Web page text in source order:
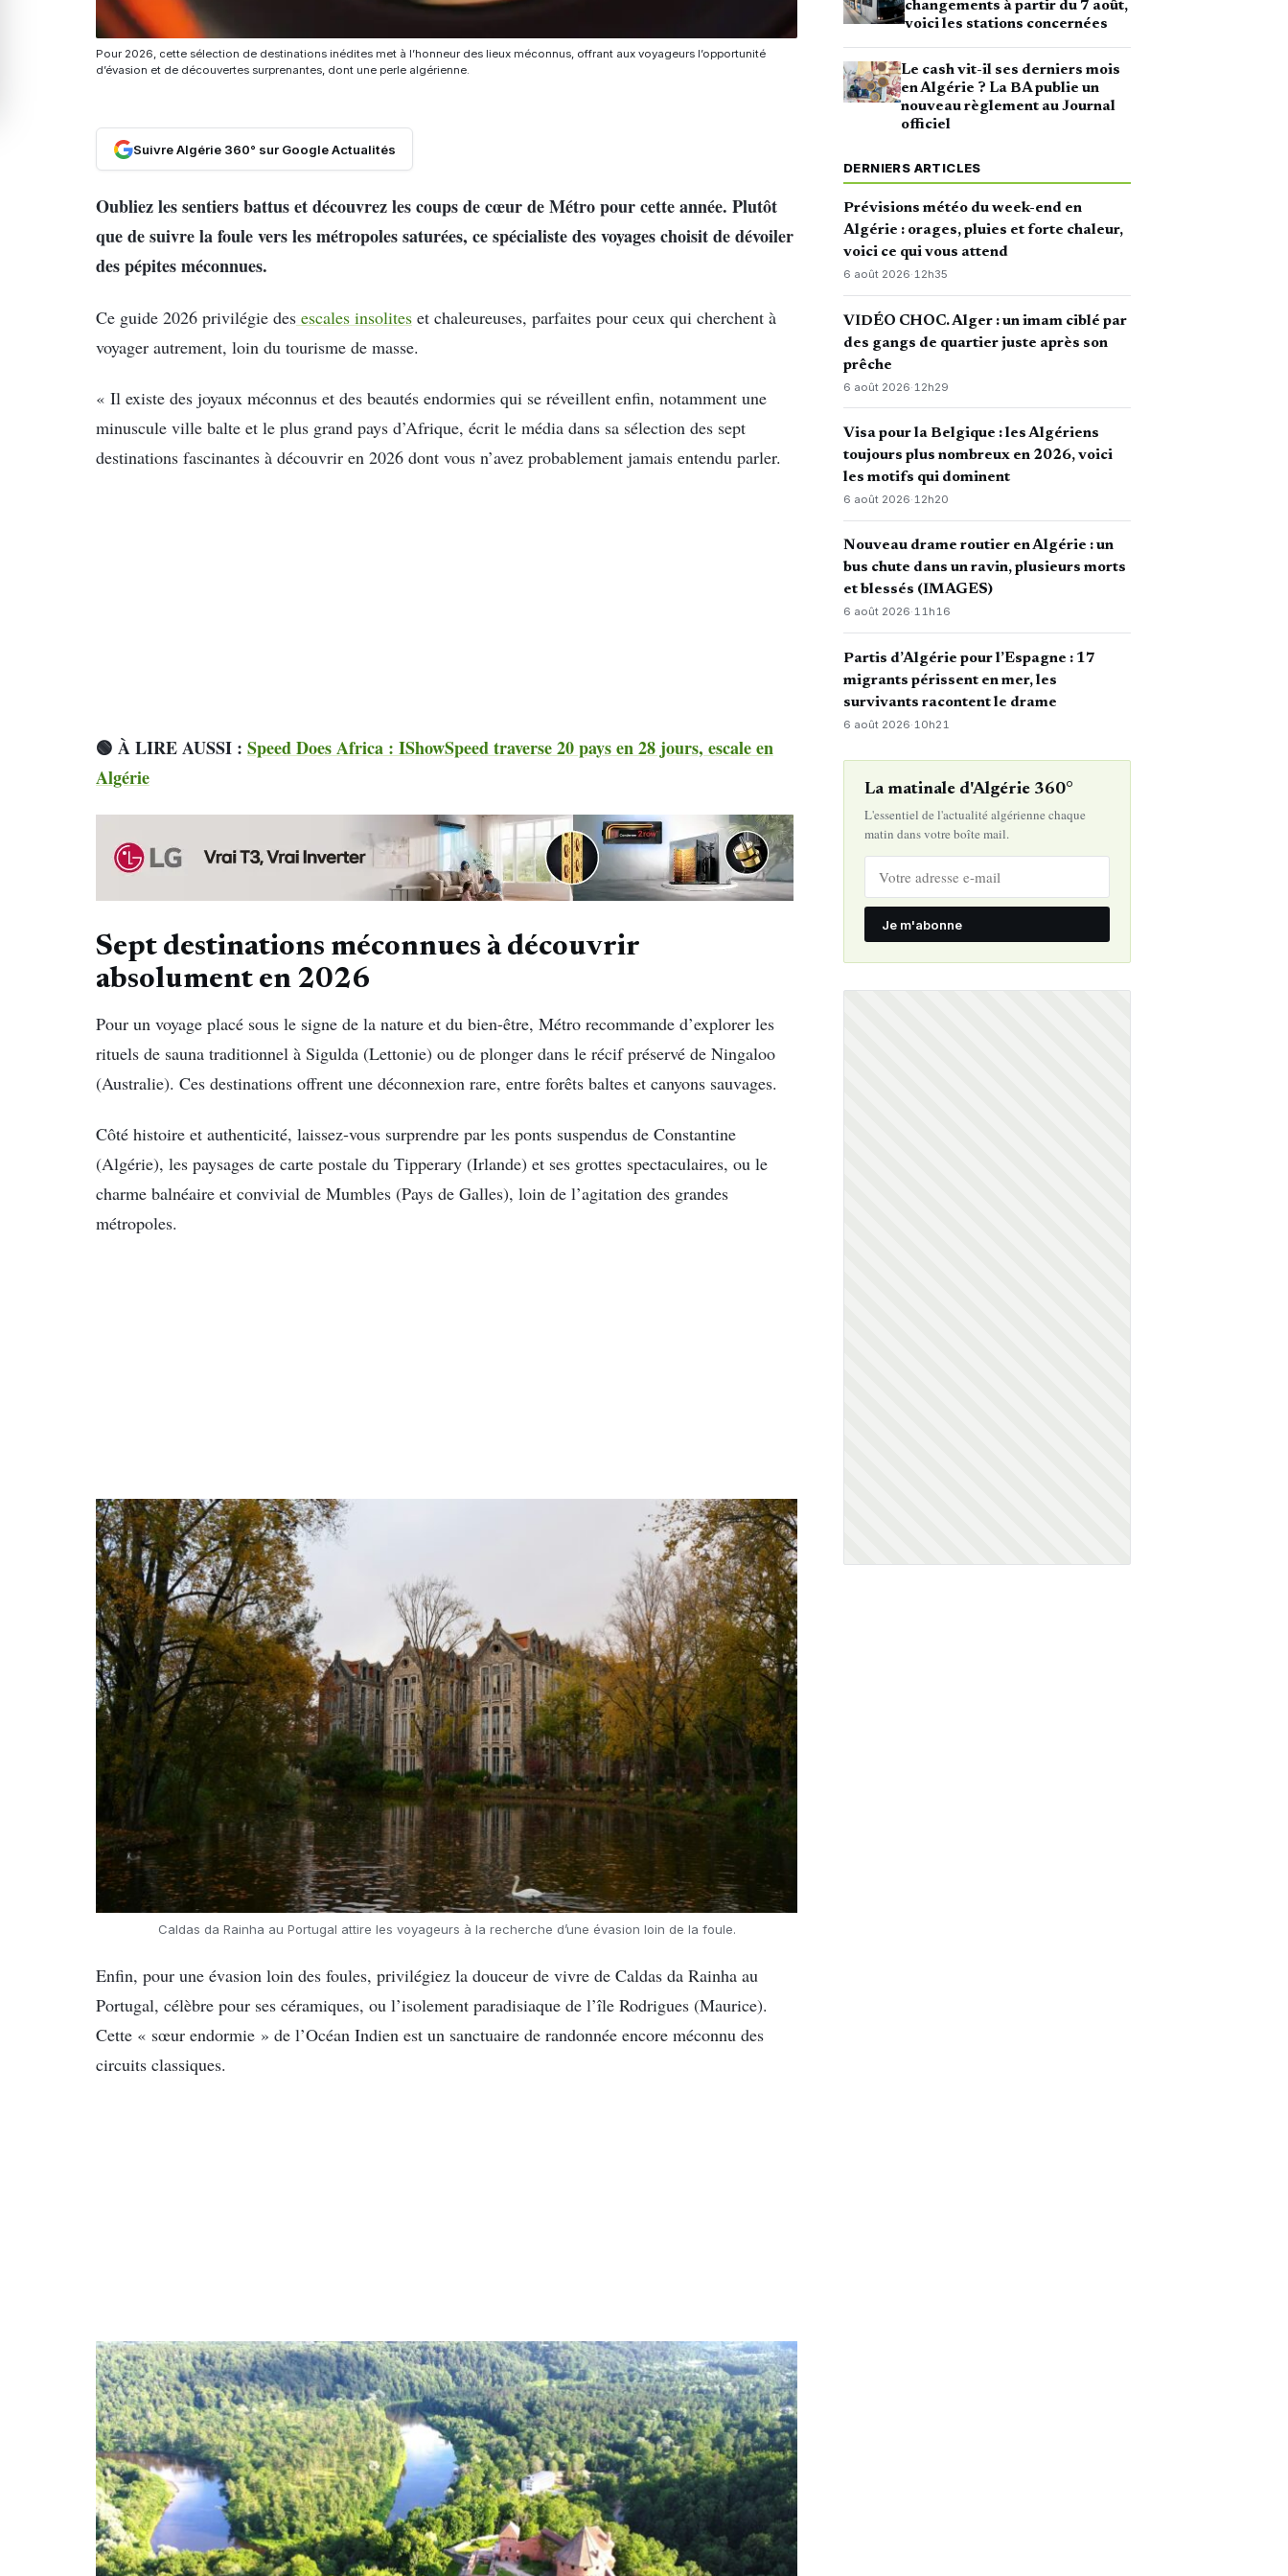
Pour 2026, cette sélection de destinations inédites met à l’honneur des lieux méconnus, offrant aux voyageurs l’opportunité
d’évasion et de découvertes surprenantes, dont une perle algérienne.
Suivre Algérie 360° sur Google Actualités
Oubliez les sentiers battus et découvrez les coups de cœur de Métro pour cette année. Plutôt
que de suivre la foule vers les métropoles saturées, ce spécialiste des voyages choisit de dévoiler
des pépites méconnues.
Ce guide 2026 privilégie des escales insolites et chaleureuses, parfaites pour ceux qui cherchent à
voyager autrement, loin du tourisme de masse.
« Il existe des joyaux méconnus et des beautés endormies qui se réveillent enfin, notamment une
minuscule ville balte et le plus grand pays d’Afrique, écrit le média dans sa sélection des sept
destinations fascinantes à découvrir en 2026 dont vous n’avez probablement jamais entendu parler.
🟢 À LIRE AUSSI : Speed Does Africa : IShowSpeed traverse 20 pays en 28 jours, escale en
Algérie
Sept destinations méconnues à découvrir
absolument en 2026
Pour un voyage placé sous le signe de la nature et du bien-être, Métro recommande d’explorer les
rituels de sauna traditionnel à Sigulda (Lettonie) ou de plonger dans le récif préservé de Ningaloo
(Australie). Ces destinations offrent une déconnexion rare, entre forêts baltes et canyons sauvages.
Côté histoire et authenticité, laissez-vous surprendre par les ponts suspendus de Constantine
(Algérie), les paysages de carte postale du Tipperary (Irlande) et ses grottes spectaculaires, ou le
charme balnéaire et convivial de Mumbles (Pays de Galles), loin de l’agitation des grandes
métropoles.
Caldas da Rainha au Portugal attire les voyageurs à la recherche d’une évasion loin de la foule.
Enfin, pour une évasion loin des foules, privilégiez la douceur de vivre de Caldas da Rainha au
Portugal, célèbre pour ses céramiques, ou l’isolement paradisiaque de l’île Rodrigues (Maurice).
Cette « sœur endormie » de l’Océan Indien est un sanctuaire de randonnée encore méconnu des
circuits classiques.
changements à partir du 7 août,
voici les stations concernées
Le cash vit-il ses derniers mois
en Algérie ? La BA publie un
nouveau règlement au Journal
officiel
DERNIERS ARTICLES
Prévisions météo du week-end en
Algérie : orages, pluies et forte chaleur,
voici ce qui vous attend
6 août 2026·12h35
VIDÉO CHOC. Alger : un imam ciblé par
des gangs de quartier juste après son
prêche
6 août 2026· 12h29
Visa pour la Belgique : les Algériens
toujours plus nombreux en 2026, voici
les motifs qui dominent
6 août 2026·12h20
Nouveau drame routier en Algérie : un
bus chute dans un ravin, plusieurs morts
et blessés (IMAGES)
6 août 2026·11h16
Partis d’Algérie pour l’Espagne : 17
migrants périssent en mer, les
survivants racontent le drame
6 août 2026· 10h21
La matinale d'Algérie 360°
L'essentiel de l'actualité algérienne chaque
matin dans votre boîte mail.
Je m'abonne